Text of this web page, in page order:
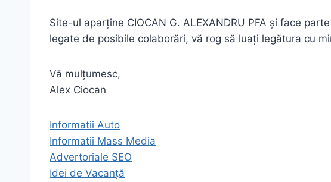
Site-ul aparține CIOCAN G. ALEXANDRU PFA și face
legate de posibile colaborări, vă rog să luați legătura cu
Vă mulțumesc,
Alex Ciocan
Informatii Auto
Informatii Mass Media
Advertoriale SEO
Idei de Vacanță